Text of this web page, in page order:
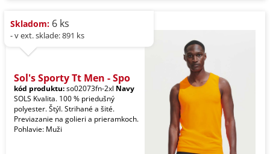
Skladom: 6 ks
- v ext. sklade: 891 ks
Sol's Sporty Tt Men - Spo
kód produktu:so02073fn-2xl Navy
SOLS Kvalita. 100 % priedušný
polyester. Štýl. Strihané a šité.
Previazanie na golieri a prieramkoch.
Pohlavie: Muži